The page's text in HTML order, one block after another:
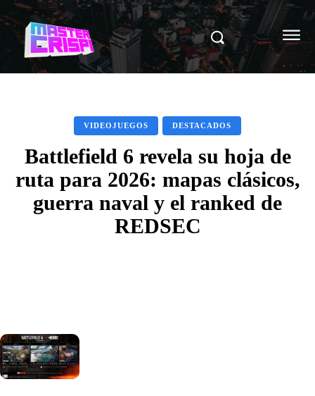
VIDEOJUEGOS DESTACADOS
Battlefield 6 revela su hoja de
ruta para 2026: mapas clásicos,
guerra naval y el ranked de
REDSEC